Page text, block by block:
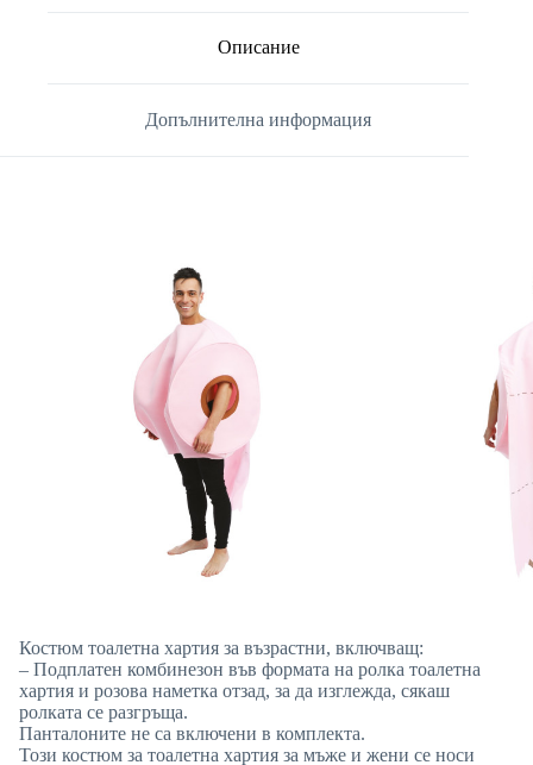
Описание
Допълнителна информация
Костюм тоалетна хартия за възрастни, включващ:
– Подплатен комбинезон във формата на ролка тоалетна
хартия и розова наметка отзад, за да изглежда, сякаш
ролката се разгръща.
Панталоните не са включени в комплекта.
Този костюм за тоалетна хартия за мъже и жени се носи